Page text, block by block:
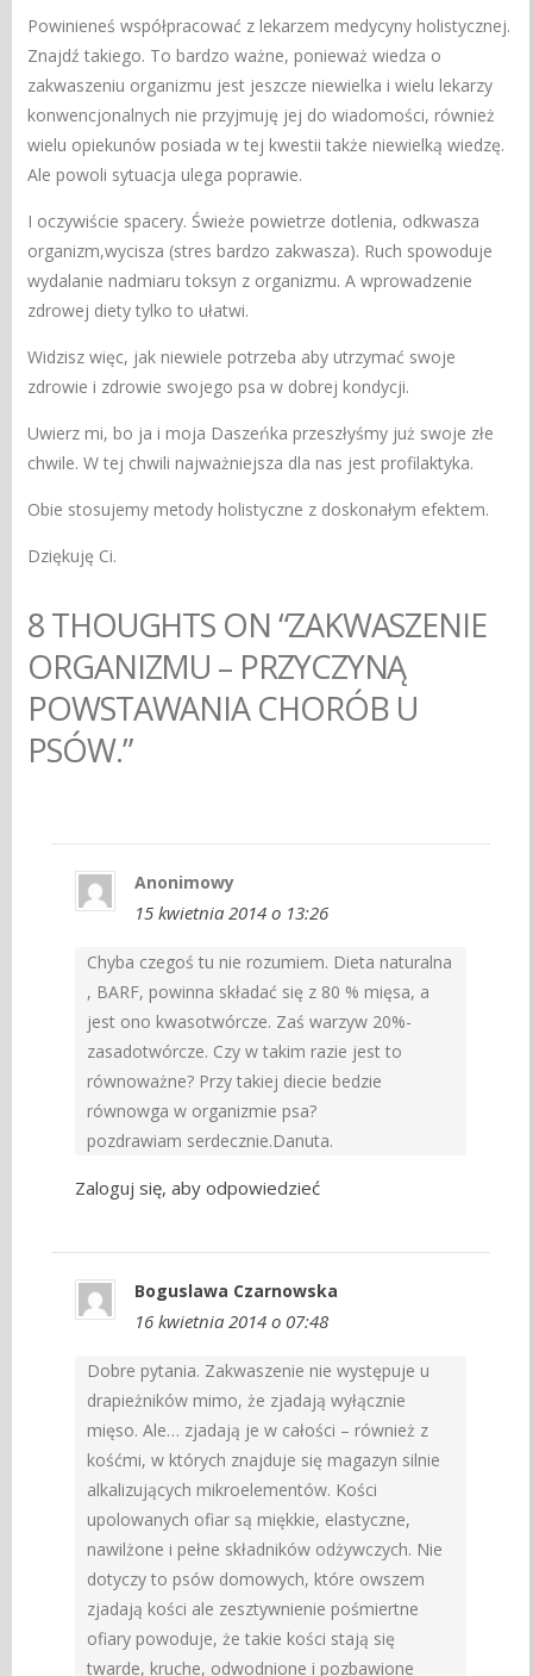
Powinieneś współpracować z lekarzem medycyny holistycznej.
Znajdź takiego. To bardzo ważne, ponieważ wiedza o
zakwaszeniu organizmu jest jeszcze niewielka i wielu lekarzy
konwencjonalnych nie przyjmuję jej do wiadomości, również
wielu opiekunów posiada w tej kwestii także niewielką wiedzę.
Ale powoli sytuacja ulega poprawie.
I oczywiście spacery. Świeże powietrze dotlenia, odkwasza
organizm,wycisza (stres bardzo zakwasza). Ruch spowoduje
wydalanie nadmiaru toksyn z organizmu. A wprowadzenie
zdrowej diety tylko to ułatwi.
Widzisz więc, jak niewiele potrzeba aby utrzymać swoje
zdrowie i zdrowie swojego psa w dobrej kondycji.
Uwierz mi, bo ja i moja Daszeńka przeszłyśmy już swoje złe
chwile. W tej chwili najważniejsza dla nas jest profilaktyka.
Obie stosujemy metody holistyczne z doskonałym efektem.
Dziękuję Ci.
8 THOUGHTS ON “ZAKWASZENIE
ORGANIZMU – PRZYCZYNĄ
POWSTAWANIA CHORÓB U
PSÓW.”
Anonimowy
15 kwietnia 2014 o 13:26
Chyba czegoś tu nie rozumiem. Dieta naturalna
, BARF, powinna składać się z 80 % mięsa, a
jest ono kwasotwórcze. Zaś warzyw 20%-
zasadotwórcze. Czy w takim razie jest to
równoważne? Przy takiej diecie bedzie
równowga w organizmie psa?
pozdrawiam serdecznie.Danuta.
Zaloguj się, aby odpowiedzieć
Boguslawa Czarnowska
16 kwietnia 2014 o 07:48
Dobre pytania. Zakwaszenie nie występuje u
drapieżników mimo, że zjadają wyłącznie
mięso. Ale… zjadają je w całości – również z
kośćmi, w których znajduje się magazyn silnie
alkalizujących mikroelementów. Kości
upolowanych ofiar są miękkie, elastyczne,
nawilżone i pełne składników odżywczych. Nie
dotyczy to psów domowych, które owszem
zjadają kości ale zesztywnienie pośmiertne
ofiary powoduje, że takie kości stają się
twarde, kruche, odwodnione i pozbawione